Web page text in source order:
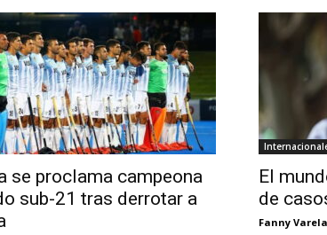
se proclama campeona
sub-21 tras derrotar a
El
de
Fanny Varela